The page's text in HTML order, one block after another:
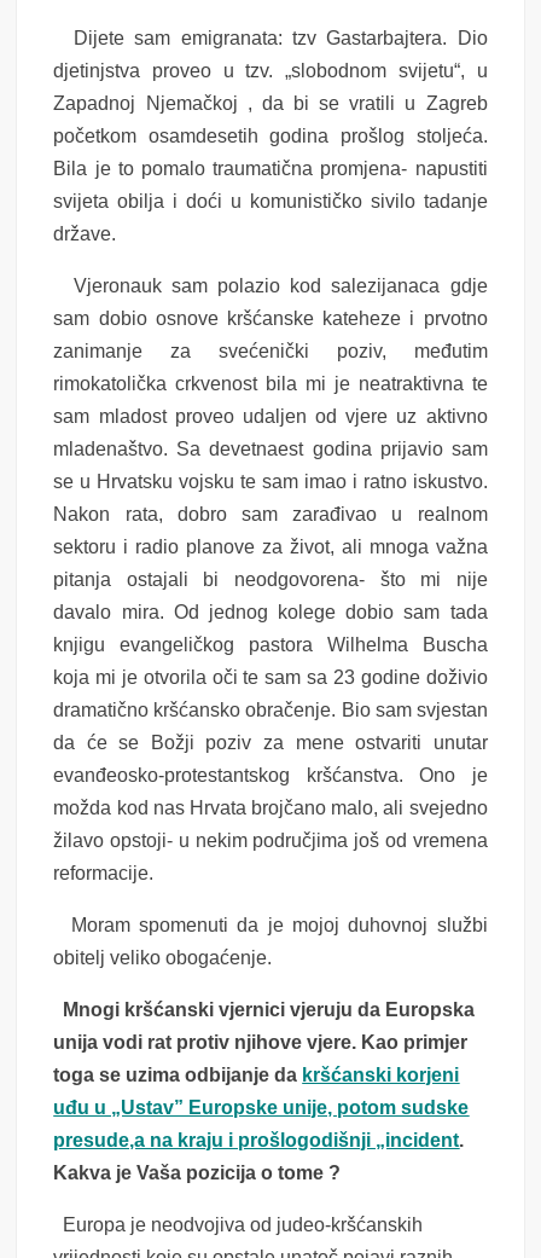
Dijete sam emigranata: tzv Gastarbajtera. Dio
djetinjstva proveo u tzv. „slobodnom svijetu“, u
Zapadnoj Njemačkoj , da bi se vratili u Zagreb
početkom osamdesetih godina prošlog stoljeća.
Bila je to pomalo traumatična promjena- napustiti
svijeta obilja i doći u komunističko sivilo tadanje
države.
Vjeronauk sam polazio kod salezijanaca gdje
sam dobio osnove kršćanske kateheze i prvotno
zanimanje za svećenički poziv, međutim
rimokatolička crkvenost bila mi je neatraktivna te
sam mladost proveo udaljen od vjere uz aktivno
mladenaštvo. Sa devetnaest godina prijavio sam
se u Hrvatsku vojsku te sam imao i ratno iskustvo.
Nakon rata, dobro sam zarađivao u realnom
sektoru i radio planove za život, ali mnoga važna
pitanja ostajali bi neodgovorena- što mi nije
davalo mira. Od jednog kolege dobio sam tada
knjigu evangeličkog pastora Wilhelma Buscha
koja mi je otvorila oči te sam sa 23 godine doživio
dramatično kršćansko obračenje. Bio sam svjestan
da će se Božji poziv za mene ostvariti unutar
evanđeosko-protestantskog kršćanstva. Ono je
možda kod nas Hrvata brojčano malo, ali svejedno
žilavo opstoji- u nekim područjima još od vremena
reformacije.
Moram spomenuti da je mojoj duhovnoj službi
obitelj veliko obogaćenje.
Mnogi kršćanski vjernici vjeruju da Europska
unija vodi rat protiv njihove vjere. Kao primjer
toga se uzima odbijanje da kršćanski korjeni
uđu u „Ustav” Europske unije, potom sudske
presude,a na kraju i prošlogodišnji „incident.
Kakva je Vaša pozicija o tome ?
Europa je neodvojiva od judeo-kršćanskih